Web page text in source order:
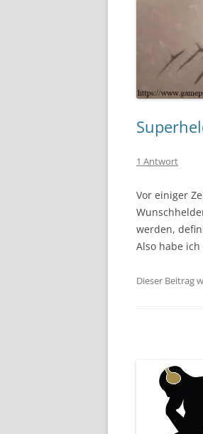
1 Antwort
Vor einiger
werden,
Also habe
Dieser Beitrag